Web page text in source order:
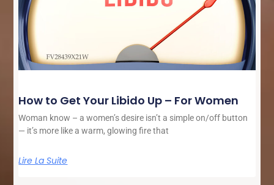
How to Get Your Libido Up – For Women
Woman know – a women’s desire isn’t a simple on/off button
— it’s more like a warm, glowing fire that
Lire La Suite